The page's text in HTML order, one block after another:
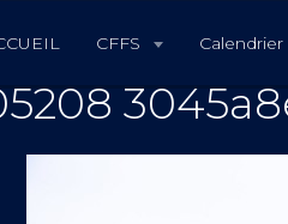
CFFS Calendrier